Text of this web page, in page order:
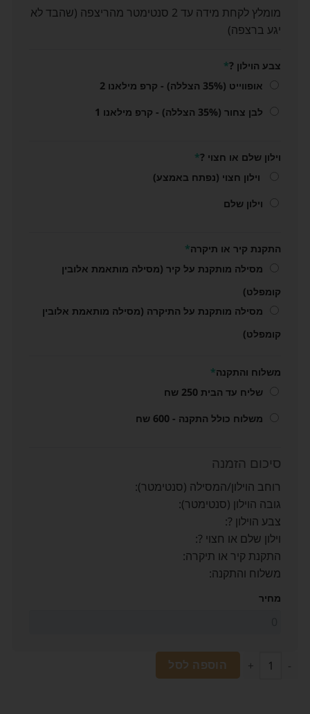
מומלץ לקחת מידה עד 2 סנטימטר מהריצפה (שהבד לא
יגע ברצפה)
צבע הוילון ?*
אופווייט (35% הצללה) - קרפ מילאנו 2
לבן צחור (35% הצללה) - קרפ מילאנו 1
וילון שלם או חצוי ?*
וילון חצוי (נפתח באמצע)
וילון שלם
התקנת קיר או תיקרה*
מסילה מותקנת על קיר (מסילה מותאמת אלובין
קומפלט)
מסילה מותקנת על התיקרה (מסילה מותאמת אלובין
קומפלט)
משלוח והתקנה*
שליח עד הבית 250 שח
משלוח כולל התקנה - 600 שח
סיכום הזמנה
רוחב הוילון/המסילה (סנטימטר)
גובה הוילון (סנטימטר)
צבע הוילון ?
וילון שלם או חצוי ?
התקנת קיר או תיקרה
משלוח והתקנה
מחיר
הוספה לסל